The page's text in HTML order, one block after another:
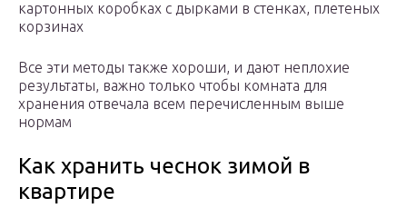
картонных коробках с дырками в стенках, плетеных
корзинах
Все эти методы также хороши, и дают неплохие
результаты, важно только чтобы комната для
хранения отвечала всем перечисленным выше
нормам
Как хранить чеснок зимой в
квартире